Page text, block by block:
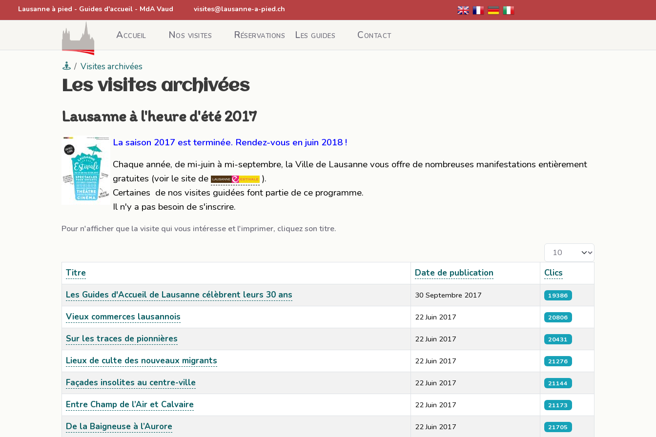
Lausanne à pied - Guides d'accueil - MdA Vaud visites@lausanne-a-pied.ch
Accueil Nos visites Réservations Les guides Contact
Visites archivées
Les visites archivées
Lausanne à l'heure d'été 2017
La saison 2017 est terminée. Rendez-vous en juin 2018 !
Chaque année, de mi-juin à mi-septembre, la Ville de Lausanne vous offre de nombreuses manifestations entièrement
gratuites (voir le site de
).
Certaines de nos visites guidées font partie de ce programme.
Il n'y a pas besoin de s'inscrire.
Pour n'afficher que la visite qui vous intéresse et l'imprimer, cliquez son titre.
Afficher #
Titre Date de publication
Clics
Les Guides d'Accueil de Lausanne célèbrent leurs 30 ans
30 Septembre 2017 19386
Vieux commerces lausannois 22 Juin 2017 20806
Sur les traces de pionnières 22 Juin 2017 20431
Lieux de culte des nouveaux migrants 22 Juin 2017 21276
Façades insolites au centre-ville 22 Juin 2017 21144
Entre Champ de l’Air et Calvaire 22 Juin 2017 21173
De la Baigneuse à l’Aurore 22 Juin 2017 21705